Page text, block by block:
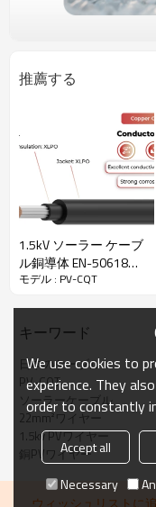
PV-CQTの最後の文字T
ユニバーサルな1500V低
な太陽光発電プロジェ
し、優れた難燃性と耐
の安全性と安定性を確
料にはXLPEとXLPOを
で25年の寿命が期待でき
· 優れた難燃性と耐候性
· 耐熱性と耐寒性
· ハロゲンフリー
PV-CQT ソーラー
定格温度
試験電圧
定格電圧
参照標準
推薦する
1.5kV ソーラー ケーブ
ル銅導体 EN-50618
H1Z2Z2-K & UL4703
モデル : PV-CQT
キーワード
日本のケーブル
PV-CQT
ソーラーケーブル
22mm²ワイヤー
1.5kv PVワイヤー
銅PVワイヤー
ウィッシュリストに
We use cookies to
experience. They
order to constantly
Accept all
Necessary